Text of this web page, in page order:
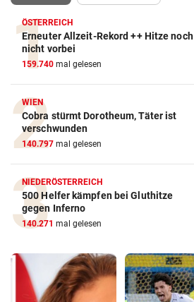
ÖSTERREICH
Erneuter Allzeit-Rekord ++ Hitze noch
nicht vorbei
159.740 mal gelesen
WIEN
Cobra stürmt Dorotheum, Täter ist
verschwunden
140.797 mal gelesen
NIEDERÖSTERREICH
500 Helfer kämpfen bei Gluthitze
gegen Inferno
140.271 mal gelesen